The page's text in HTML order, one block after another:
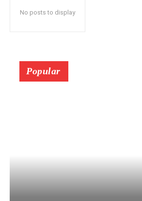
No posts to display
Popular